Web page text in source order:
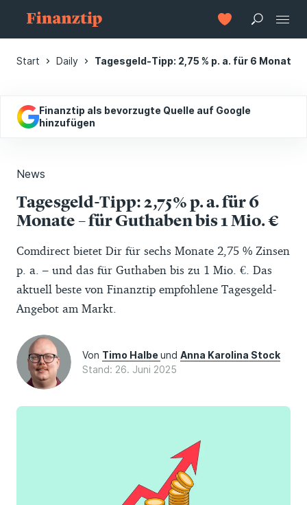
Start Daily Tagesgeld-Tipp: 2,75 % p. a. für 6 Monate
Finanztip als bevorzugte Quelle auf Google
hinzufügen
News
Tagesgeld-Tipp: 2,75 % p. a. für 6
Monate – für Guthaben bis 1 Mio. €
Comdirect bietet Dir für sechs Monate 2,75 % Zinsen
p. a. – und das für Guthaben bis zu 1 Mio. €. Das
aktuell beste von Finanztip empfohlene Tagesgeld-
Angebot am Markt.
Von Timo Halbeund Anna Karolina Stock
Stand: 26. Juni 2025